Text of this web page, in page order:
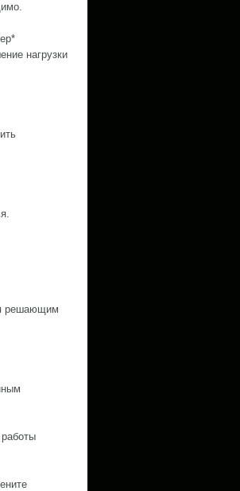
нагрузки
решающим